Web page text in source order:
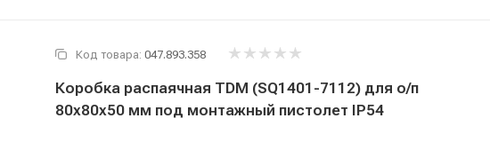
Код товара: 047.893.358
Коробка распаячная TDM (SQ1401-7112) для о/п
80х80х50 мм под монтажный пистолет IP54